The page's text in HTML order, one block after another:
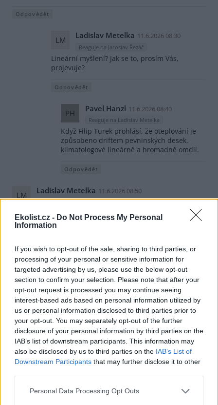
Ekolist.cz - Do Not Process My Personal
Information
If you wish to opt-out of the sale, sharing to third parties, or
processing of your personal or sensitive information for
targeted advertising by us, please use the below opt-out
section to confirm your selection. Please note that after your
opt-out request is processed you may continue seeing
interest-based ads based on personal information utilized by
us or personal information disclosed to third parties prior to
your opt-out. You may separately opt-out of the further
disclosure of your personal information by third parties on the
IAB’s list of downstream participants. This information may
also be disclosed by us to third parties on the IAB’s List of
Downstream Participants that may further disclose it to other
Personal Data Processing Opt Outs
Odpovědět
LM Ladislav Metelka 11.6.2026 08:30
Reaguje na Jaroslav Řezáč
Lineární myšlení? Jak se to, prosím Vás,
projevuje?
Odpovědět
PH Pavel Hanzl 11.6.2026 08:40
Reaguje na Ladislav Metelka
Když Filip Turek prohlásí, že oteplování je
způsobeno driftem pevninských desek,
klimatologové lineárně a hromadně omdlí.
Odpovědět
LM Ladislav Metelka 11.6.2026 08:50
Reaguje na Pavel Hanzl
Ani ne, klimatologové si řeknou, že je debil.
PH Pavel Hanzl 11.6.2026 10:11 Reaguje na Ladislav Metelka
Taky doufám. Horší je, že ministr ŽP je jen jeho
vohnout.
Odpovědět
JŘ Jaroslav Řezáč 11.6.2026 07:52
Reaguje na Pavel Hanzl
ono totiž tu teplotu ovlivňuje jak rotování Země,
tak i nastavení Země ve vztahu ke slunci, proto
taky máme střídání ročních období.
Odpovědět